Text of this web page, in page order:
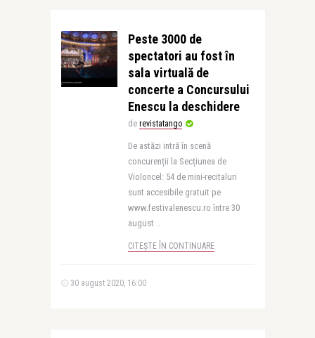
Peste 3000 de
spectatori au fost în
sala virtuală de
concerte a Concursului
Enescu la deschidere
de revistatango
De astăzi intră în scenă
concurenții la Secțiunea de
Violoncel: 54 de mini-recitaluri
sunt accesibile gratuit pe
www.festivalenescu.ro între 30
august ..
CITEȘTE ÎN CONTINUARE
30 august 2020, 16:00